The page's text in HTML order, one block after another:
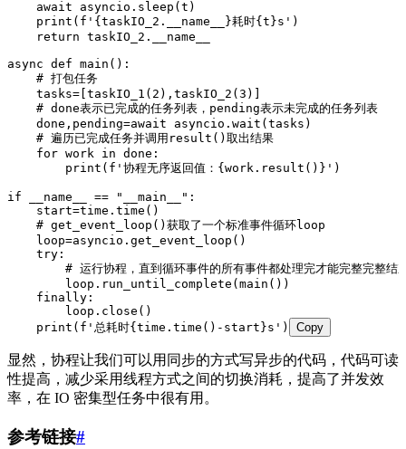
    await
asyncio . sleep ( t )
    print
( f ' { taskIO_2. __name__}耗时{ t }s' )
    return
taskIO_2 .
__name__
async def main () :
    # 打包任务
    tasks
= taskIO_1 ( 2 ), taskIO_2 ( 3 )
    # done表示已完成的任务列表，pending表示未完成的任务列表
    done
, pending=await asyncio . wait ( tasks )
    # 遍历已完成任务并调用result()取出结果
    for
work in done :
        print
( f '协程无序返回值： { work. result () } ' )
if __name__ == " __main__ " :
    start
=time . time ()
    # get_event_loop()获取了一个标准事件循环loop
    loop
=asyncio . get_event_loop ()
    try
:
# 运行协程，直到循环事件的所有事件都处理完才能完整完整结
        loop
. run_until_complete ( main ())
    finally
:
        loop
. close ()
    print
( f '总耗时{ time. time () - start }s' ) Copy
显然，协程让我们可以用同步的方式写异步的代码，代码可读
性提高，减少采用线程方式之间的切换消耗，提高了并发效
率，在 IO 密集型任务中很有用。
参考链接#